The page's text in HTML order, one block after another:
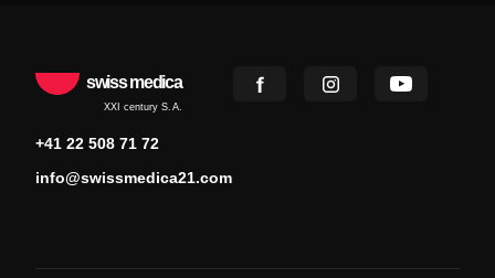
swiss medica
XXI century S.A.
+41 22 508 71 72
info@swissmedica21.com